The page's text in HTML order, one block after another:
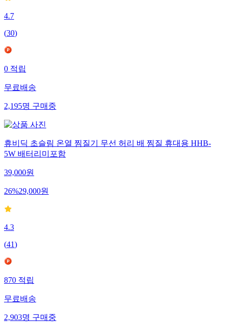
4.7
(30)
0적립
무료배송
2,195명구매중
휴비딕 초슬림 온열 찜질기 무선 허리 배 찜질 휴대용 HHB-
5W 배터리미포함
39,000원
26%29,000원
4.3
(41)
870적립
무료배송
2,903명구매중